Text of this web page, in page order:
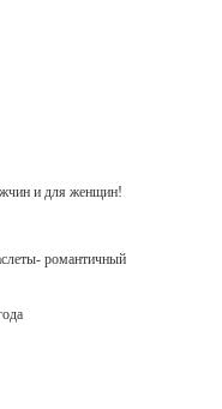
и для женщин!
романтичный